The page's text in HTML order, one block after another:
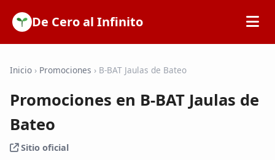
De Cero al Infinito
SOFIPOs
Inicio › Promociones › B-BAT Jaulas de Bateo
Promociones en B-BAT Jaulas de
Bateo
Sitio oficial